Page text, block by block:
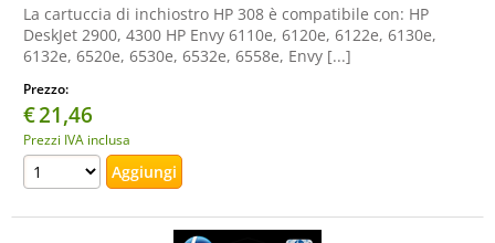
La cartuccia di inchiostro HP 308 è compatibile con: HP
DeskJet 2900, 4300 HP Envy 6110e, 6120e, 6122e, 6130e,
6132e, 6520e, 6530e, 6532e, 6558e, Envy [...]
Prezzo:
€21,46
Prezzi IVA inclusa